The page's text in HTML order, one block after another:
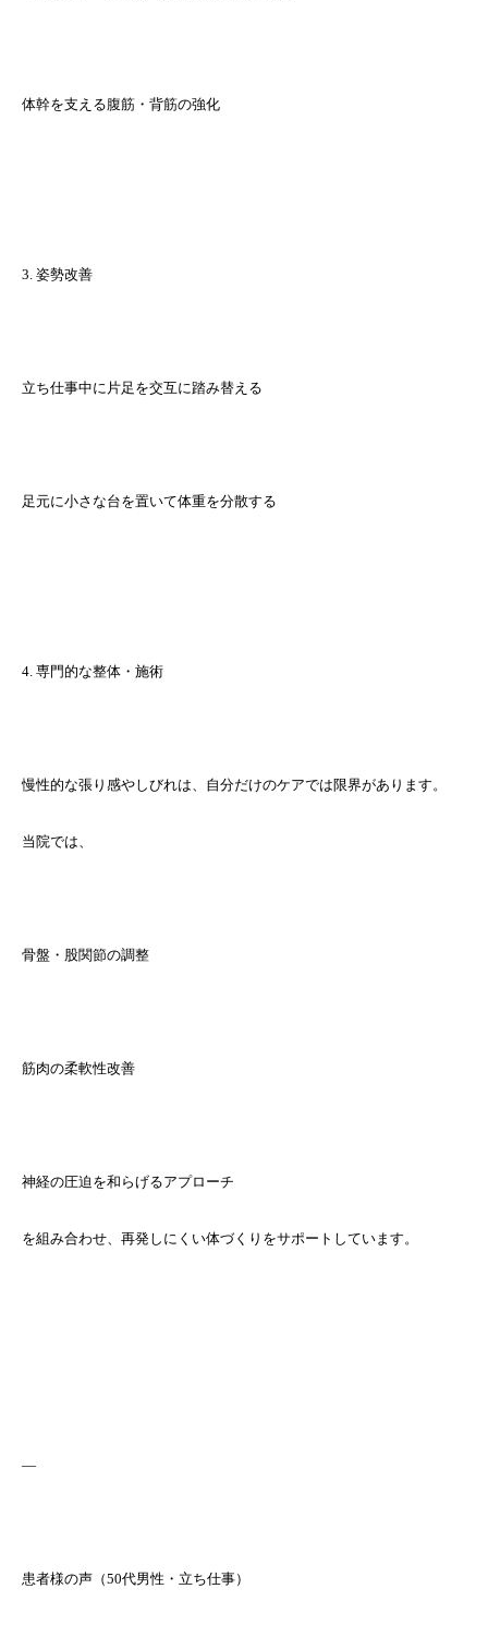
体幹を支える腹筋・背筋の強化
3. 姿勢改善
立ち仕事中に片足を交互に踏み替える
足元に小さな台を置いて体重を分散する
4. 専門的な整体・施術
慢性的な張り感やしびれは、自分だけのケアでは限界があります。
当院では、
骨盤・股関節の調整
筋肉の柔軟性改善
神経の圧迫を和らげるアプローチ
を組み合わせ、再発しにくい体づくりをサポートしています。
—
患者様の声（50代男性・立ち仕事）